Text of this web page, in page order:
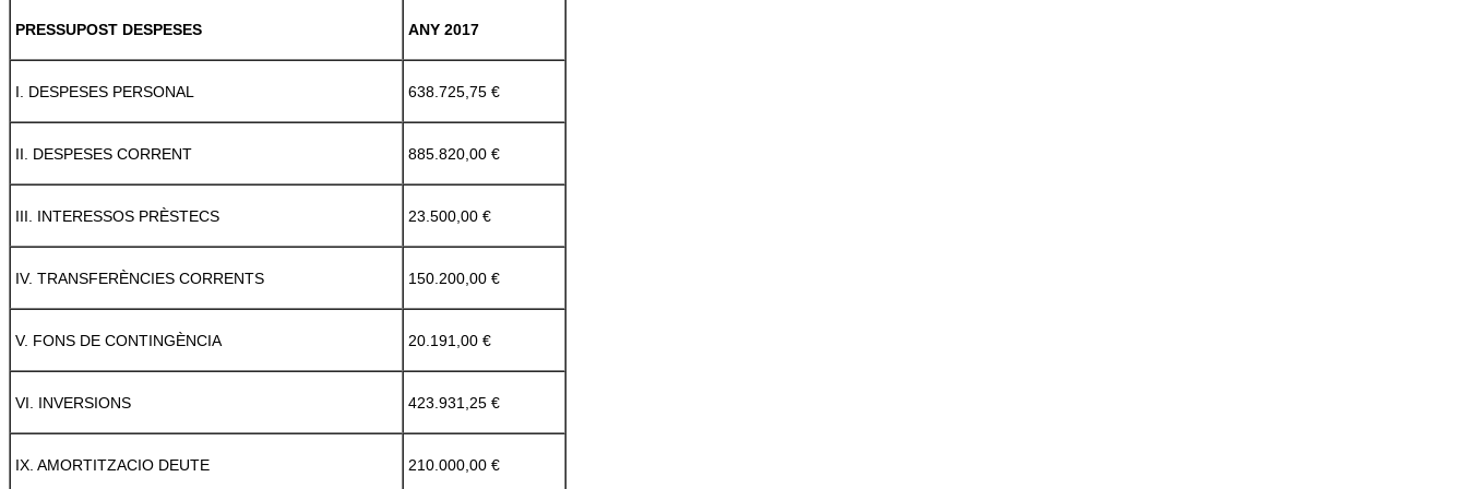
PRESSUPOST DESPESES ANY 2017
I. DESPESES PERSONAL 638.725,75 €
II. DESPESES CORRENT 885.820,00 €
III. INTERESSOS PRÈSTECS 23.500,00 €
IV. TRANSFERÈNCIES CORRENTS 150.200,00 €
V. FONS DE CONTINGÈNCIA 20.191,00 €
VI. INVERSIONS 423.931,25 €
IX. AMORTITZACIO DEUTE 210.000,00 €